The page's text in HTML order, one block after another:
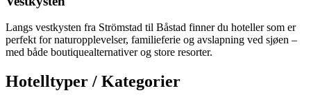
Langs vestkysten fra Strömstad til Båstad finner du hoteller som er
perfekt for naturopplevelser, familieferie og avslapning ved sjøen –
med både boutiquealternativer og store resorter.
Hotelltyper / Kategorier